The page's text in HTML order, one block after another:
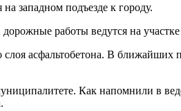
западном подъезде к городу.
работы ведутся на
асфальтобетона. В ближайших
Как напомнили в